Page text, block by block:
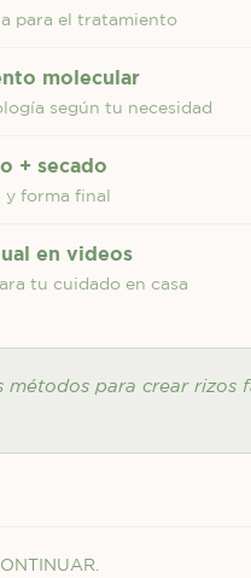
para el tratamiento
molecular
según tu necesidad
+ secado
y forma final
en videos
tu cuidado en casa
métodos para crear rizos